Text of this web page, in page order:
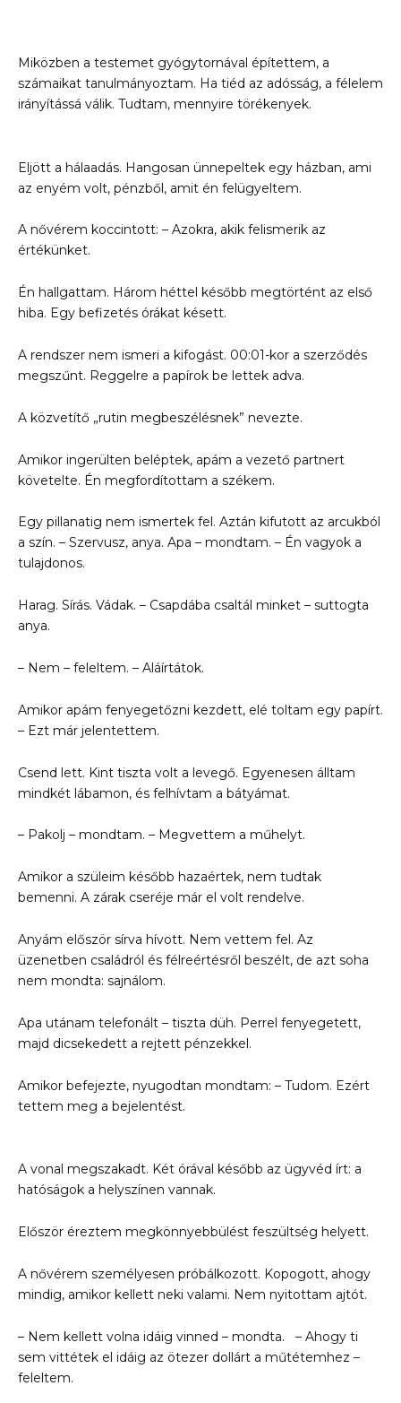
Miközben a testemet gyógytornával építettem, a
számaikat tanulmányoztam. Ha tiéd az adósság, a félelem
irányítássá válik. Tudtam, mennyire törékenyek.
Eljött a hálaadás. Hangosan ünnepeltek egy házban, ami
az enyém volt, pénzből, amit én felügyeltem.
A nővérem koccintott: – Azokra, akik felismerik az
értékünket.
Én hallgattam. Három héttel később megtörtént az első
hiba. Egy befizetés órákat késett.
A rendszer nem ismeri a kifogást. 00:01-kor a szerződés
megszűnt. Reggelre a papírok be lettek adva.
A közvetítő „rutin megbeszélésnek” nevezte.
Amikor ingerülten beléptek, apám a vezető partnert
követelte. Én megfordítottam a székem.
Egy pillanatig nem ismertek fel. Aztán kifutott az arcukból
a szín. – Szervusz, anya. Apa – mondtam. – Én vagyok a
tulajdonos.
Harag. Sírás. Vádak. – Csapdába csaltál minket – suttogta
anya.
– Nem – feleltem. – Aláírtátok.
Amikor apám fenyegetőzni kezdett, elé toltam egy papírt.
– Ezt már jelentettem.
Csend lett. Kint tiszta volt a levegő. Egyenesen álltam
mindkét lábamon, és felhívtam a bátyámat.
– Pakolj – mondtam. – Megvettem a műhelyt.
Amikor a szüleim később hazaértek, nem tudtak
bemenni. A zárak cseréje már el volt rendelve.
Anyám először sírva hívott. Nem vettem fel. Az
üzenetben családról és félreértésről beszélt, de azt soha
nem mondta: sajnálom.
Apa utánam telefonált – tiszta düh. Perrel fenyegetett,
majd dicsekedett a rejtett pénzekkel.
Amikor befejezte, nyugodtan mondtam: – Tudom. Ezért
tettem meg a bejelentést.
A vonal megszakadt. Két órával később az ügyvéd írt: a
hatóságok a helyszínen vannak.
Először éreztem megkönnyebbülést feszültség helyett.
A nővérem személyesen próbálkozott. Kopogott, ahogy
mindig, amikor kellett neki valami. Nem nyitottam ajtót.
– Nem kellett volna idáig vinned – mondta. – Ahogy ti
sem vittétek el idáig az ötezer dollárt a műtétemhez –
feleltem.